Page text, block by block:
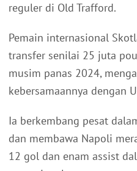
reguler di Old Trafford.
Pemain internasional
transfer senilai 25 juta
musim panas 2024,
kebersamaannya dengan
Ia berkembang pesat
dan membawa Napoli
12 gol dan enam assist